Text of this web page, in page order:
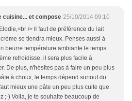
cuisine... et compose 25/10/2014 09:10
/> Il faut de préférence du lait
se tiendra mieux. Penses aussi à
beurre température ambiante le temps
refroidisse, il sera plus facile à
De plus, n'hésites pas à faire un peu plus
à choux, le temps dépend surtout du
mieux une pâte un peu plus cuite que
;-) Voila, je te souhaite beaucoup de